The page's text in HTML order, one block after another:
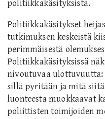
politiikkakäsityksistä.
Politiikkakäsitykset
tutkimuksen keskeistä
perimmäisestä
Politiikkakäsityksissä
nivoutuvaa
sillä pyritään ja mitä
luonteesta muokkaavat
poliittisten toimijoiden